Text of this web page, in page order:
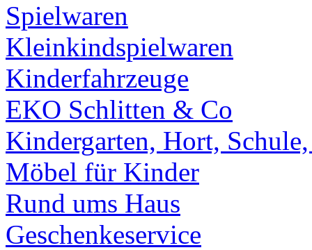
Spielwaren
Kleinkindspielwaren
Kinderfahrzeuge
EKO Schlitten & Co
Kindergarten, Hort,
Möbel für Kinder
Rund ums Haus
Geschenkeservice